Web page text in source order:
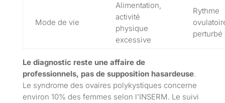
Mode de vie
Alimentation,
activité
physique
excessive
Rythme
perturbé
Le diagnostic reste une affaire de
professionnels, pas de supposition hasardeuse.
Le syndrome des ovaires polykystiques concerne
environ 10% des femmes selon l’INSERM. Le suivi